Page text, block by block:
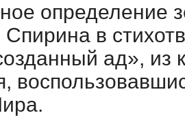
определение
в
ад», из